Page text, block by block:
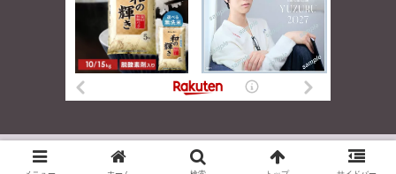
© 2004-2026 くまおのチル日記。.